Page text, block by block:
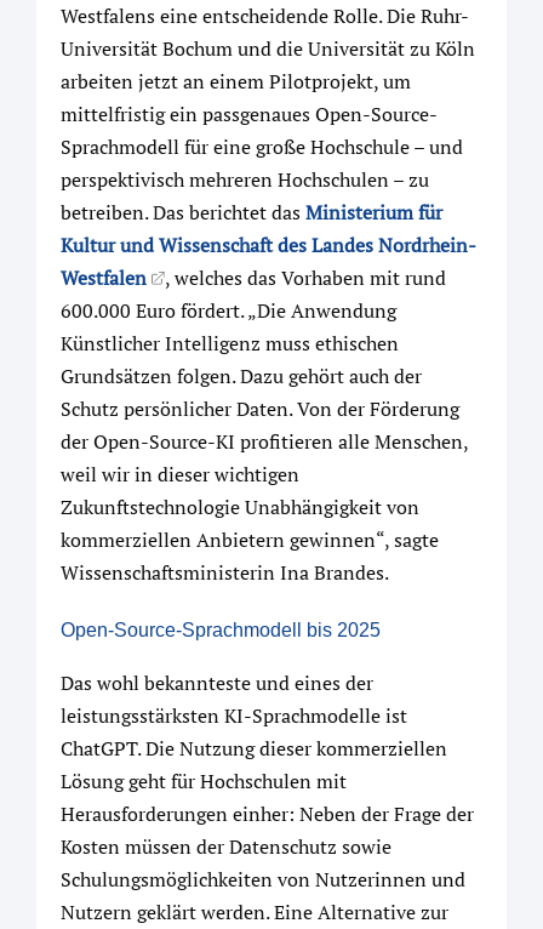
Westfalens eine entscheidende Rolle. Die Ruhr-
Universität Bochum und die Universität zu Köln
arbeiten jetzt an einem Pilotprojekt, um
mittelfristig ein passgenaues Open-Source-
Sprachmodell für eine große Hochschule – und
perspektivisch mehreren Hochschulen – zu
betreiben. Das berichtet dasMinisterium für
Kultur und Wissenschaft des Landes Nordrhein-
Westfalen
, welches das Vorhaben mit rund
600.000 Euro fördert. „Die Anwendung
Künstlicher Intelligenz muss ethischen
Grundsätzen folgen. Dazu gehört auch der
Schutz persönlicher Daten. Von der Förderung
der Open-Source-KI profitieren alle Menschen,
weil wir in dieser wichtigen
Zukunftstechnologie Unabhängigkeit von
kommerziellen Anbietern gewinnen“, sagte
Wissenschaftsministerin Ina Brandes.
Open-Source-Sprachmodell bis 2025
Das wohl bekannteste und eines der
leistungsstärksten KI-Sprachmodelle ist
ChatGPT. Die Nutzung dieser kommerziellen
Lösung geht für Hochschulen mit
Herausforderungen einher: Neben der Frage der
Kosten müssen der Datenschutz sowie
Schulungsmöglichkeiten von Nutzerinnen und
Nutzern geklärt werden. Eine Alternative zur